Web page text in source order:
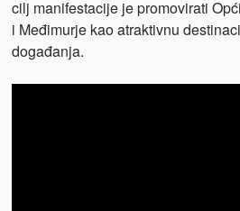
cilj manifestacije je promovirati
i Međimurje kao atraktivnu
događanja.